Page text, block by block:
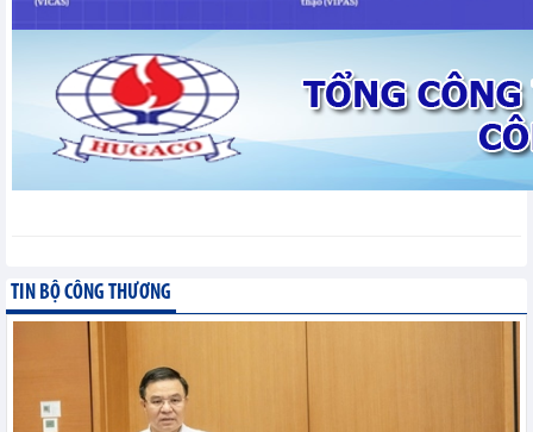
Ban Nha tăng trưởng
mạnh nhất trong hơn 3
năm
Tin kinh tế thế giới - Thứ sáu, 7-8-2026
Ngành sản xuất của Ấn
Độ cải thiện chậm
Nhật Bản: sản xuất tăng
trưởng trong tháng
Tin kinh tế thế giới - Thứ sáu, 7-
diện, tiếp
trình lịch sử
hơn 132
năm
TIN BỘ CÔNG THƯƠNG